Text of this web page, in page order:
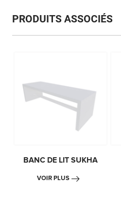
PRODUITS ASSOCIÉS
BANC DE LIT SUKHA
VOIR PLUS